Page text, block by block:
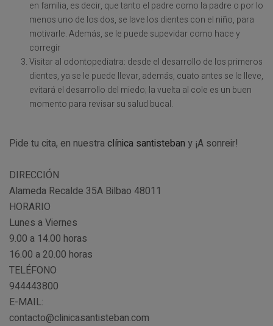
en familia, es decir, que tanto el padre como la padre o por lo
menos uno de los dos, se lave los dientes con el niño, para
motivarle. Además, se le puede supevidar como hace y
corregir
Visitar al odontopediatra: desde el desarrollo de los primeros
dientes, ya se le puede llevar, además, cuato antes se le lleve,
evitará el desarrollo del miedo; la vuelta al cole es un buen
momento para revisar su salud bucal.
Pide tu cita, en nuestraclínica santisteban y ¡A sonreir!
DIRECCIÓN
Alameda Recalde 35A Bilbao 48011
HORARIO
Lunes a Viernes
9.00 a 14.00 horas
16.00 a 20.00 horas
TELÉFONO
944443800
E-MAIL:
contacto@clinicasantisteban.com